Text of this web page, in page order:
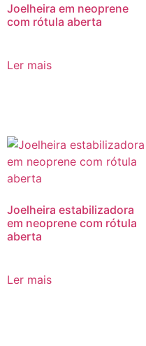
Joelheira em neoprene
com rótula aberta
Ler mais
Joelheira estabilizadora
em neoprene com rótula
aberta
Ler mais